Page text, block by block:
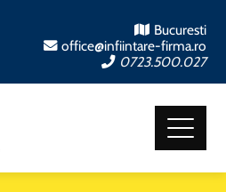
Bucuresti
office@infiintare-firma.ro
0723.500.027